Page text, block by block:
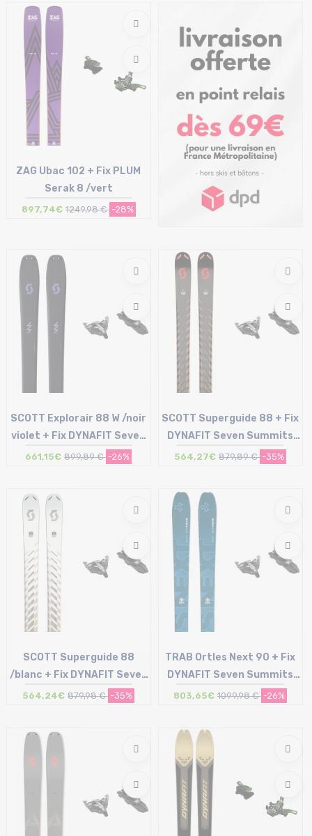
167 | 174
ZAG Ubac 102 + Fix PLUM
Serak 8 /vert
897,74€ 1249,98 € -28%
SCOTT Explorair 88 W /noir
violet + Fix DYNAFIT Seven
Summits sans freins /no...
661,15€ 899,89 € -26%
168 | 178
SCOTT Superguide 88 + Fix
DYNAFIT Seven Summits
sans freins /noir argent
564,27€ 879,89 € -35%
144 | 152
SCOTT Superguide 88
/blanc + Fix DYNAFIT Seven
Summits sans freins /noir
564,24€ 879,98 € -35%
164 | 178 | 185
TRAB Ortles Next 90 + Fix
DYNAFIT Seven Summits
sans freins /noir argent
803,65€ 1099,98 € -26%